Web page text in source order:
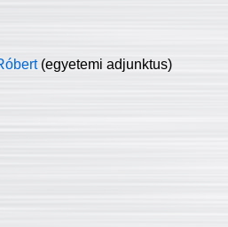
(egyetemi adjunktus)